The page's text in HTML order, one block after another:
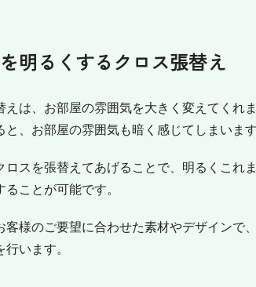
明るくするクロス張替え
えは、お部屋の雰囲気を大きく変えてくれ
と、お部屋の雰囲気も暗く感じてしまいます
ロスを張替えてあげることで、明るくこれ
ることが可能です。
客様のご要望に合わせた素材やデザインで
行います。